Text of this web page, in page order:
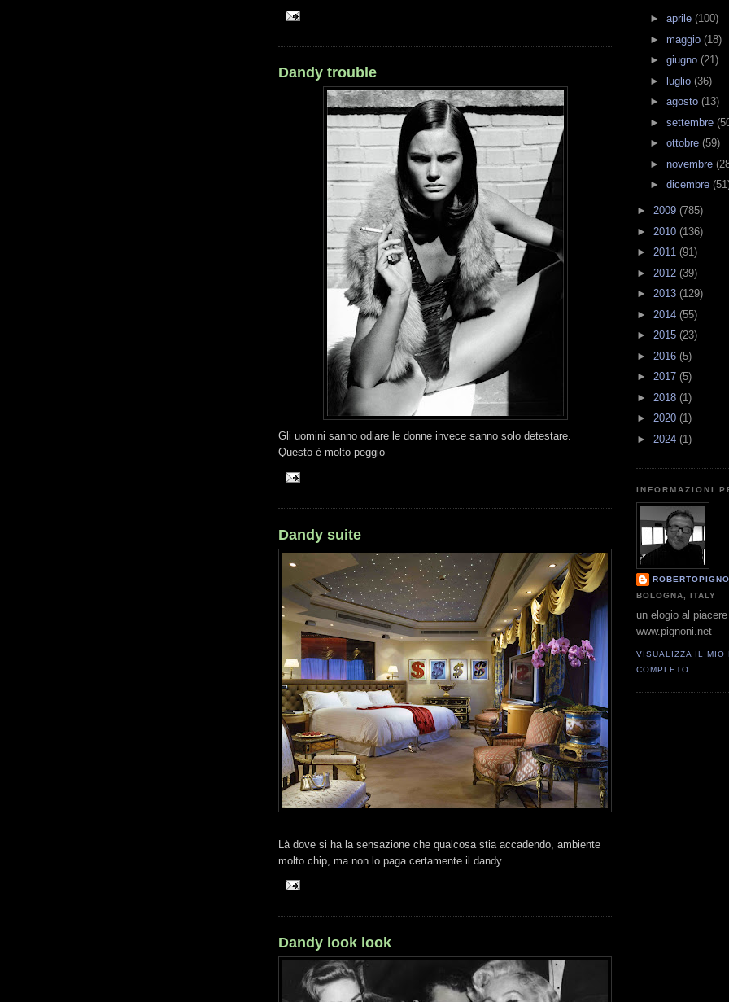
Dandy trouble
Gli uomini sanno odiare le donne invece sanno solo detestare.
Questo è molto peggio
Dandy suite
Là dove si ha la sensazione che qualcosa stia accadendo, ambiente
molto chip, ma non lo paga certamente il dandy
Dandy look look
► aprile (100)
► maggio (18)
► giugno (21)
►
luglio (36)
► agosto (13)
► settembre
► ottobre (59)
► novembre
► dicembre
► 2009 (785)
► 2010 (136)
► 2011 (91)
► 2012 (39)
► 2013 (129)
► 2014 (55)
► 2015 (23)
► 2016 (5)
► 2017 (5)
► 2018 (1)
► 2020 (1)
► 2024 (1)
INFORMAZIONI
BOLOGNA, ITALY
un elogio al
www.pignoni.net
VISUALIZZA IL MIO
COMPLETO